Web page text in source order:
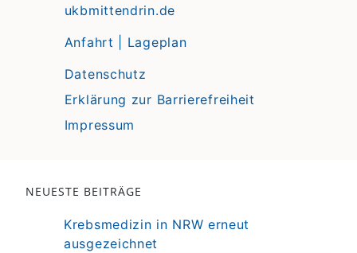
ukbmittendrin.de
Anfahrt | Lageplan
Datenschutz
Erklärung zur Barrierefreiheit
Impressum
NEUESTE BEITRÄGE
Krebsmedizin in NRW erneut
ausgezeichnet